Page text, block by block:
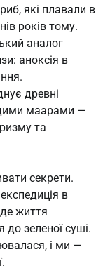
які плавали в
років тому.
аналог
аноксія в
древні
маарами —
та
секрети.
в
життя
зеленої суші.
і ми —